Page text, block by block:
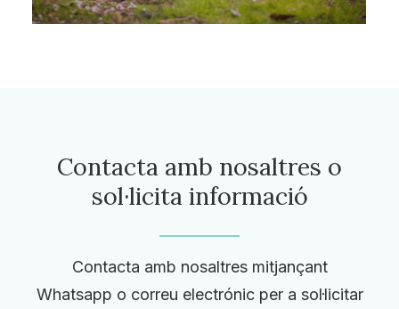
Contacta amb nosaltres o
sol·licita informació
Contacta amb nosaltres mitjançant
Whatsapp o correu electrónic per a sol·licitar